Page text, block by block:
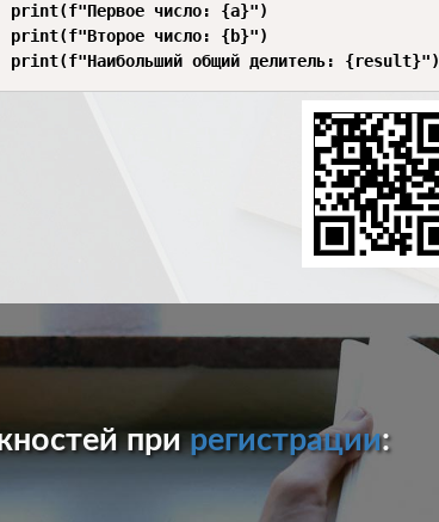
print(f"Первое число: {a}")
print(f"Второе число: {b}")
print(f"Наибольший общий делитель: {result}")
прирегистрации: